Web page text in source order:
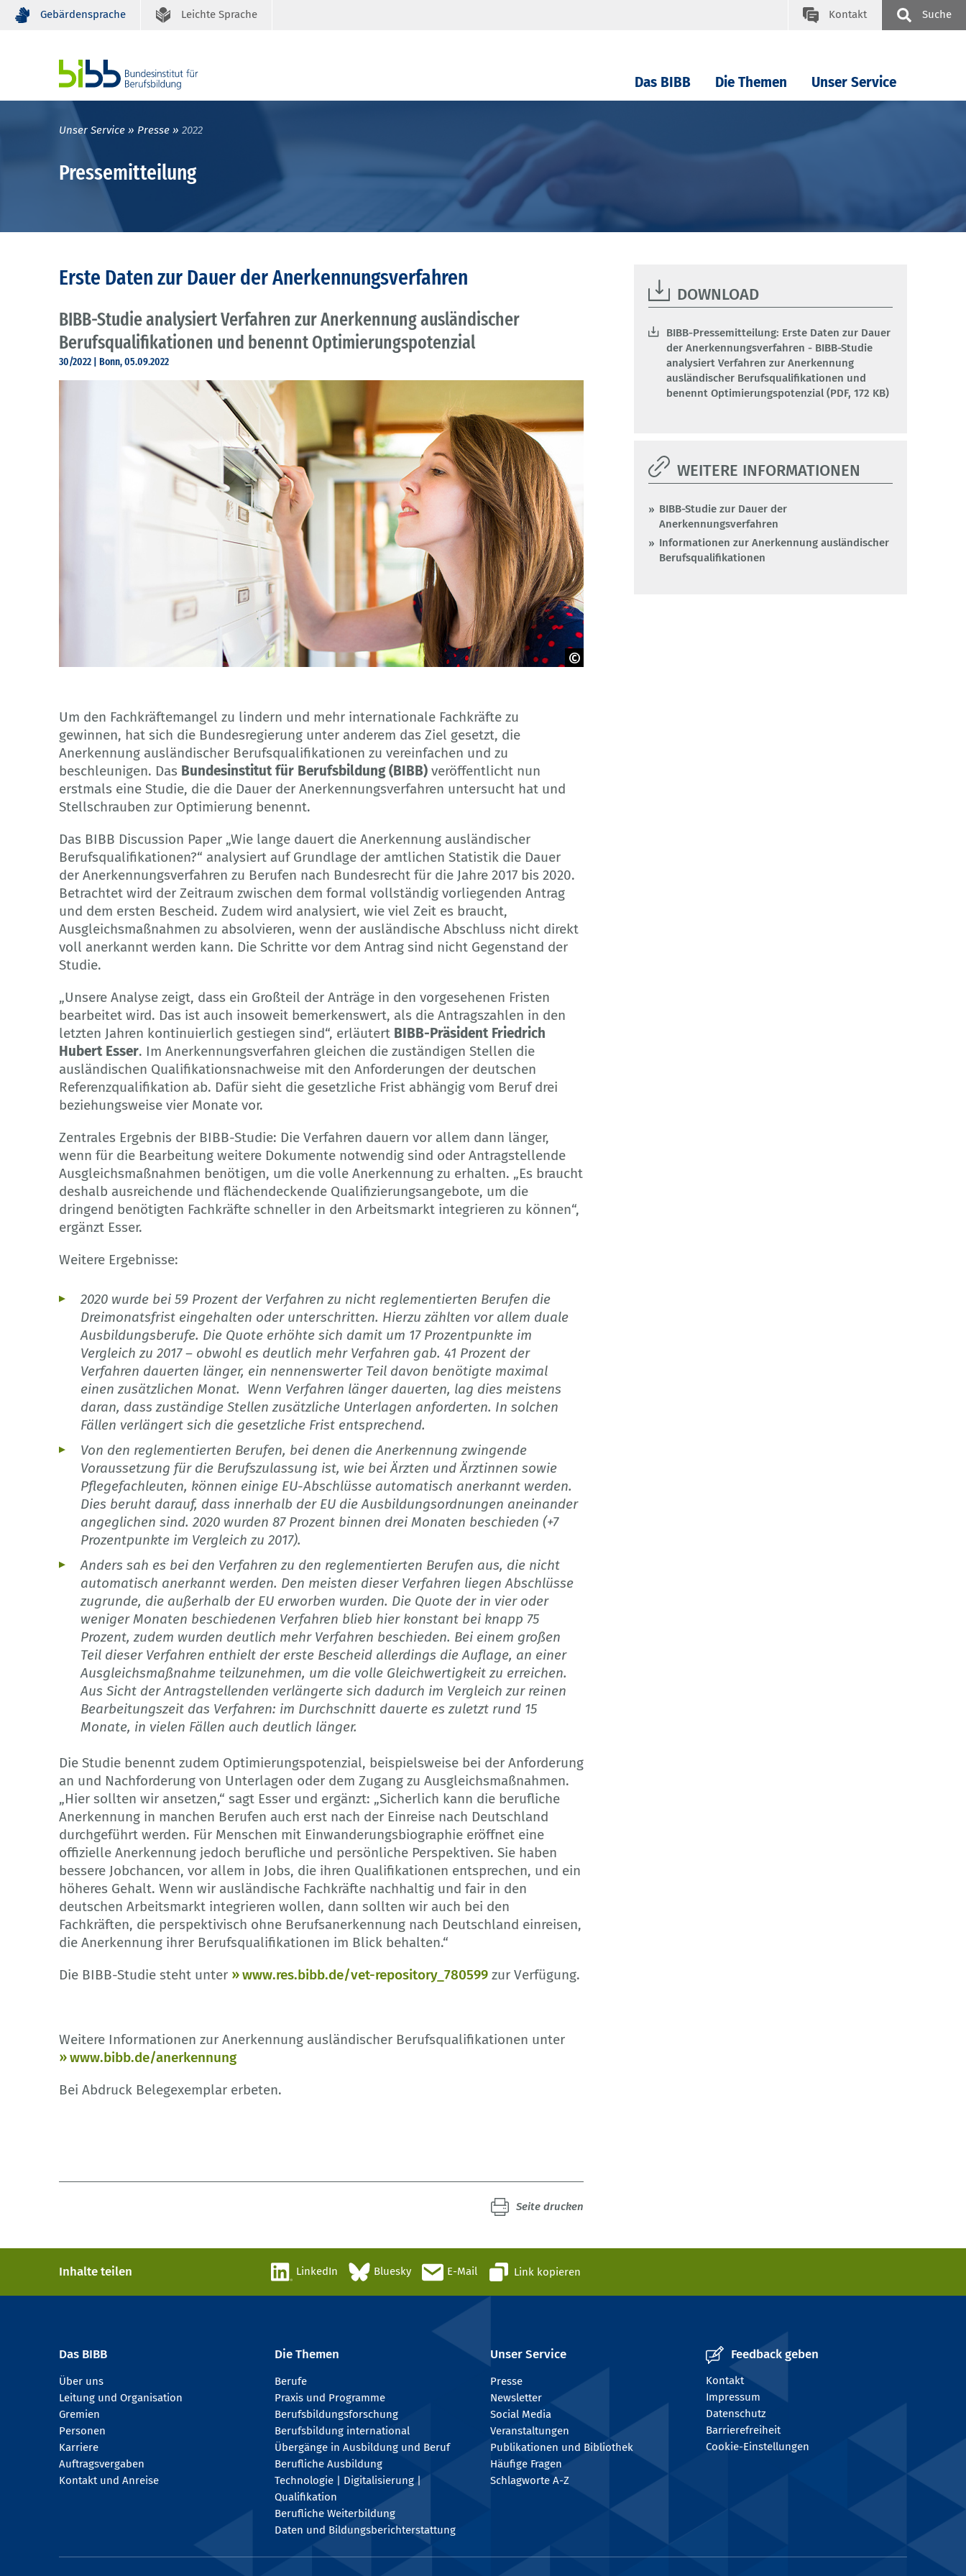
Gebärdensprache Leichte Sprache Kontakt Suche
Das BIBB Die Themen Unser Service
Unser Service Presse 2022
Pressemitteilung
Erste Daten zur Dauer der Anerkennungsverfahren
BIBB-Studie analysiert Verfahren zur Anerkennung ausländischer
Berufsqualifikationen und benennt Optimierungspotenzial
30/2022 | Bonn, 05.09.2022
Um den Fachkräftemangel zu lindern und mehr internationale Fachkräfte zu
gewinnen, hat sich die Bundesregierung unter anderem das Ziel gesetzt, die
Anerkennung ausländischer Berufsqualifikationen zu vereinfachen und zu
beschleunigen. Das Bundesinstitut für Berufsbildung (BIBB) veröffentlicht nun
erstmals eine Studie, die die Dauer der Anerkennungsverfahren untersucht hat und
Stellschrauben zur Optimierung benennt.
Das BIBB Discussion Paper „Wie lange dauert die Anerkennung ausländischer
Berufsqualifikationen?“ analysiert auf Grundlage der amtlichen Statistik die Dauer
der Anerkennungsverfahren zu Berufen nach Bundesrecht für die Jahre 2017 bis 2020.
Betrachtet wird der Zeitraum zwischen dem formal vollständig vorliegenden Antrag
und dem ersten Bescheid. Zudem wird analysiert, wie viel Zeit es braucht,
Ausgleichsmaßnahmen zu absolvieren, wenn der ausländische Abschluss nicht direkt
voll anerkannt werden kann. Die Schritte vor dem Antrag sind nicht Gegenstand der
Studie.
„Unsere Analyse zeigt, dass ein Großteil der Anträge in den vorgesehenen Fristen
bearbeitet wird. Das ist auch insoweit bemerkenswert, als die Antragszahlen in den
letzten Jahren kontinuierlich gestiegen sind“, erläutert BIBB-Präsident Friedrich
Hubert Esser. Im Anerkennungsverfahren gleichen die zuständigen Stellen die
ausländischen Qualifikationsnachweise mit den Anforderungen der deutschen
Referenzqualifikation ab. Dafür sieht die gesetzliche Frist abhängig vom Beruf drei
beziehungsweise vier Monate vor.
Zentrales Ergebnis der BIBB-Studie: Die Verfahren dauern vor allem dann länger,
wenn für die Bearbeitung weitere Dokumente notwendig sind oder Antragstellende
Ausgleichsmaßnahmen benötigen, um die volle Anerkennung zu erhalten. „Es braucht
deshalb ausreichende und flächendeckende Qualifizierungsangebote, um die
dringend benötigten Fachkräfte schneller in den Arbeitsmarkt integrieren zu können“,
ergänzt Esser.
Weitere Ergebnisse:
2020 wurde bei 59 Prozent der Verfahren zu nicht reglementierten Berufen die
Dreimonatsfrist eingehalten oder unterschritten. Hierzu zählten vor allem duale
Ausbildungsberufe. Die Quote erhöhte sich damit um 17 Prozentpunkte im
Vergleich zu 2017 – obwohl es deutlich mehr Verfahren gab. 41 Prozent der
Verfahren dauerten länger, ein nennenswerter Teil davon benötigte maximal
einen zusätzlichen Monat. Wenn Verfahren länger dauerten, lag dies meistens
daran, dass zuständige Stellen zusätzliche Unterlagen anforderten. In solchen
Fällen verlängert sich die gesetzliche Frist entsprechend.
Von den reglementierten Berufen, bei denen die Anerkennung zwingende
Voraussetzung für die Berufszulassung ist, wie bei Ärzten und Ärztinnen sowie
Pflegefachleuten, können einige EU-Abschlüsse automatisch anerkannt werden.
Dies beruht darauf, dass innerhalb der EU die Ausbildungsordnungen aneinander
angeglichen sind. 2020 wurden 87 Prozent binnen drei Monaten beschieden (+7
Prozentpunkte im Vergleich zu 2017).
Anders sah es bei den Verfahren zu den reglementierten Berufen aus, die nicht
automatisch anerkannt werden. Den meisten dieser Verfahren liegen Abschlüsse
zugrunde, die außerhalb der EU erworben wurden. Die Quote der in vier oder
weniger Monaten beschiedenen Verfahren blieb hier konstant bei knapp 75
Prozent, zudem wurden deutlich mehr Verfahren beschieden. Bei einem großen
Teil dieser Verfahren enthielt der erste Bescheid allerdings die Auflage, an einer
Ausgleichsmaßnahme teilzunehmen, um die volle Gleichwer­tig­keit zu erreichen.
Aus Sicht der Antragstellenden verlängerte sich dadurch im Vergleich zur reinen
Bearbeitungszeit das Verfahren: im Durchschnitt dauerte es zuletzt rund 15
Monate, in vielen Fällen auch deutlich länger.
Die Studie benennt zudem Optimierungspotenzial, beispielsweise bei der Anforde­rung
an und Nachforderung von Unterlagen oder dem Zugang zu Ausgleichsmaß­nahmen.
„Hier sollten wir ansetzen,“ sagt Esser und ergänzt: „Sicherlich kann die berufliche
Anerkennung in manchen Berufen auch erst nach der Einreise nach Deutschland
durchgeführt werden. Für Menschen mit Einwanderungsbiographie eröffnet eine
offizielle Anerkennung jedoch berufliche und persönliche Perspek­tiven. Sie haben
bessere Jobchancen, vor allem in Jobs, die ihren Qualifikationen entsprechen, und ein
höheres Gehalt. Wenn wir ausländische Fachkräfte nachhaltig und fair in den
deutschen Arbeitsmarkt integrieren wollen, dann sollten wir auch bei den
Fachkräften, die perspektivisch ohne Berufsanerkennung nach Deutschland einreisen,
die Anerkennung ihrer Berufsqualifikationen im Blick behalten.“
Die BIBB-Studie steht unter
www.res.bibb.de/vet-repository_780599 zur Verfügung.
Weitere Informationen zur Anerkennung ausländischer Berufsqualifikationen unter
www.bibb.de/anerkennung
Bei Abdruck Belegexemplar erbeten.
Seite drucken
DOWNLOAD
BIBB-Pressemitteilung: Erste Daten zur Dauer
der Anerkennungsverfahren - BIBB-Studie
analysiert Verfahren zur Anerkennung
ausländischer Berufsqualifikationen und
benennt Optimierungspotenzial (PDF, 172 KB)
WEITERE INFORMATIONEN
BIBB-Studie zur Dauer der
Anerkennungsverfahren
Informationen zur Anerkennung ausländischer
Berufsqualifikationen
Inhalte teilen LinkedIn Bluesky E-Mail Link kopieren
Das BIBB
Über uns
Leitung und Organisation
Gremien
Personen
Karriere
Auftragsvergaben
Kontakt und Anreise
Die Themen
Berufe
Praxis und Programme
Berufsbildungsforschung
Berufsbildung international
Übergänge in Ausbildung und Beruf
Berufliche Ausbildung
Technologie | Digitalisierung |
Qualifikation
Berufliche Weiterbildung
Daten und Bildungsberichterstattung
Unser Service
Presse
Newsletter
Social Media
Veranstaltungen
Publikationen und Bibliothek
Häufige Fragen
Schlagworte A-Z
Feedback geben
Kontakt
Impressum
Datenschutz
Barrierefreiheit
Cookie-Einstellungen